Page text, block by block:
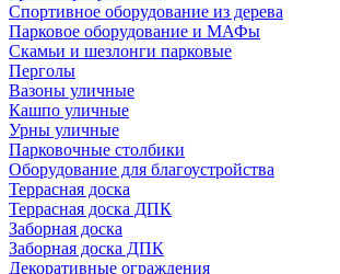
Спортивное оборудование из дерева
Парковое оборудование и МАФы
Скамьи и шезлонги парковые
Перголы
Вазоны уличные
Кашпо уличные
Урны уличные
Парковочные столбики
Оборудование для благоустройства
Террасная доска
Террасная доска ДПК
Заборная доска
Заборная доска ДПК
Декоративные ограждения